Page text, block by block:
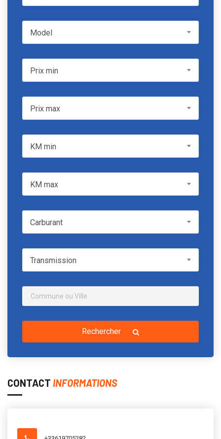
ModelModel
Prix minPrix min
Prix maxPrix max
KM min
KM max
CarburantCarburant
TransmissionTransmission
Rechercher
CONTACT INFORMATIONS